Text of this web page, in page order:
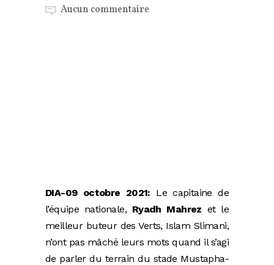
Aucun commentaire
DIA-09 octobre 2021: Le capitaine de
l’équipe nationale, Ryadh Mahrez et le
meilleur buteur des Verts, Islam Slimani,
n’ont pas mâché leurs mots quand il s’agi
de parler du terrain du stade Mustapha-